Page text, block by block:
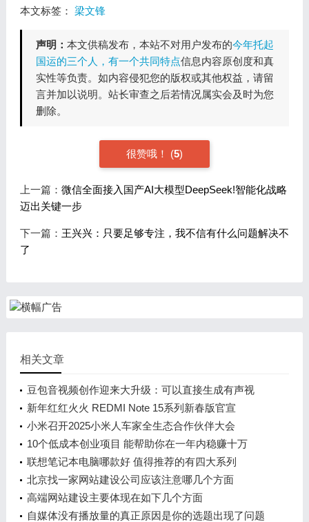
本文标签： 梁文锋
声明： 本文供稿发布，本站不对用户发布的今年托起
国运的三个人，有一个共同特点信息内容原创度和真
实性等负责。如内容侵犯您的版权或其他权益，请留
言并加以说明。站长审查之后若情况属实会及时为您
删除。
很赞哦！ (5)
上一篇： 微信全面接入国产AI大模型DeepSeek!智能化战略
迈出关键一步
下一篇： 王兴兴：只要足够专注，我不信有什么问题解决不
了
相关文章
豆包音视频创作迎来大升级：可以直接生成有声视
频！
新年红红火火 REDMI Note 15系列新春版官宣
小米召开2025小米人车家全生态合作伙伴大会
10个低成本创业项目 能帮助你在一年内稳赚十万
联想笔记本电脑哪款好 值得推荐的有四大系列
北京找一家网站建设公司应该注意哪几个方面
高端网站建设主要体现在如下几个方面
自媒体没有播放量的真正原因是你的选题出现了问题